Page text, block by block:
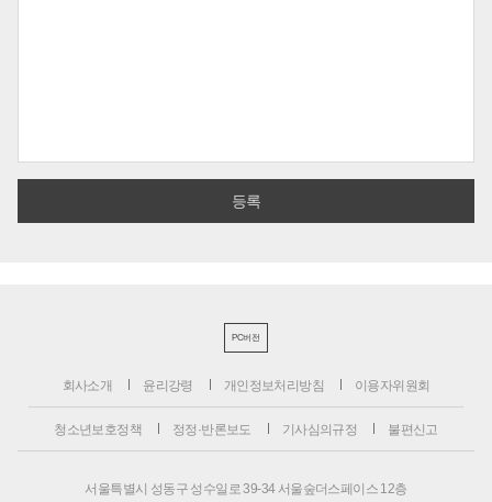
PC버전
회사소개 윤리강령 개인정보처리방침 이용자위원회
청소년보호정책 정정·반론보도 기사심의규정 불편신고
서울특별시 성동구 성수일로 39-34 서울숲더스페이스 12층